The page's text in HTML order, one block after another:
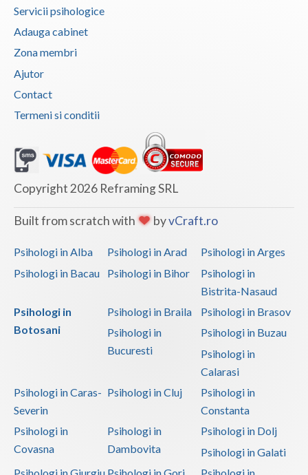
Servicii psihologice
Adauga cabinet
Zona membri
Ajutor
Contact
Termeni si conditii
Copyright 2026 Reframing SRL
Built from scratch with byvCraft.ro
Psihologi in Alba Psihologi in Arad
Psihologi in Arges
Psihologi in Bacau
Psihologi in Bihor
Psihologi in
Bistrita-Nasaud
Psihologi in
Botosani
Psihologi in Braila
Psihologi in Brasov
Psihologi in
Bucuresti
Psihologi in Buzau
Psihologi in
Calarasi
Psihologi in Caras-
Severin
Psihologi in Cluj
Psihologi in
Constanta
Psihologi in
Covasna
Psihologi in
Dambovita
Psihologi in Dolj
Psihologi in Galati